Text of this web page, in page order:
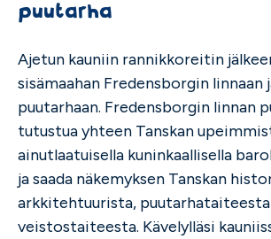
puutarha
Ajetun kauniin rannikkoreitin
sisämaahan Fredensborgin linnaan
puutarhaan. Fredensborgin linnan
tutustua yhteen Tanskan
ainutlaatuisella kuninkaallisella
ja saada näkemyksen Tanskan
arkkitehtuurista,
veistostaiteesta. Kävelylläsi